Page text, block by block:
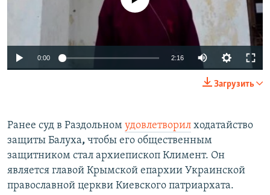
0:00 2:16
Загрузить
Ранее суд в Раздольном удовлетворил ходатайство
защиты Балуха, чтобы его общественным
защитником стал архиепископ Климент. Он
является главой Крымской епархии Украинской
православной церкви Киевского патриархата.